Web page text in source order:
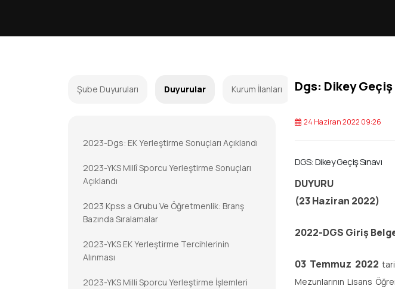
Şube Duyuruları Duyurular Kurum İlanları
2023-Dgs: EK Yerleştirme Sonuçları Açıklandı
2023-YKS Millî Sporcu Yerleştirme Sonuçları
Açıklandı
2023 Kpss a Grubu Ve Öğretmenlik: Branş
Bazında Sıralamalar
2023-YKS EK Yerleştirme Tercihlerinin
Alınması
2023-YKS Milli Sporcu Yerleştirme İşlemleri
Dgs: Dikey Geçiş
24 Haziran 2022 09:26
DGS: Dikey Geçiş Sınavı
DUYURU
(23 Haziran 2022)
2022-DGS Giriş
03 Temmuz 2022
Mezunlarının Lisans